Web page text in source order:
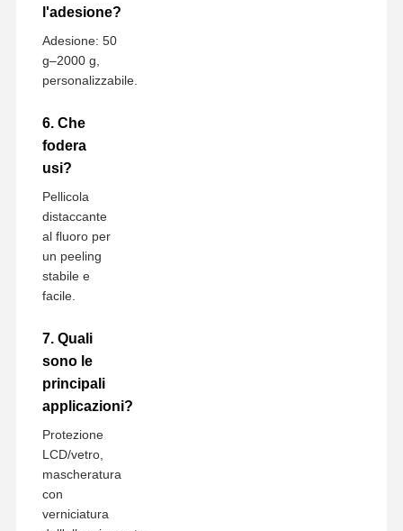
l'adesione?
Adesione: 50
g–2000 g,
personalizzabile.
6. Che
fodera
usi?
Pellicola
distaccante
al fluoro per
un peeling
stabile e
facile.
7. Quali
sono le
principali
applicazioni?
Protezione
LCD/vetro,
mascheratura
con
verniciatura